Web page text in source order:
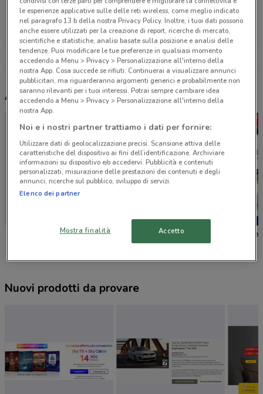
Via Dante, 27 Villacidro
24.1 km
Tutti i negozi Echo
Altri volantini nelle vicinanze
Bricofer
Nuovi prodotti da provare
le esperienze applicative sulle delle reti wireless, come meglio indicato
nel paragrafo 13.b della nostra Privacy Policy. Inoltre, i tuoi dati possono
anche essere utilizzati per la creazione di report, ricerche di mercato,
scientifiche e statistiche, analisi basate sulla posizione e analisi delle
tendenze. Puoi modificare le tue preferenze in qualsiasi momento
accedendo a Menu > Privacy > Personalizzazione all'interno della
nostra App. Cosa succede se rifiuti: Continuerai a visualizzare annunci
pubblicitari, ma riguarderanno argomenti generici e probabilmente non
saranno rilevanti per i tuoi interessi. Potrai sempre cambiare idea
accedendo a Menu > Privacy > Personalizzazione all'interno della
nostra App.
Noi e i nostri partner trattiamo i dati per fornire:
Utilizzare dati di geolocalizzazione precisi. Scansione attiva delle
caratteristiche del dispositivo ai fini dell’identificazione. Archiviare
informazioni su dispositivo e/o accedervi. Pubblicità e contenuti
personalizzati, misurazione delle prestazioni dei contenuti e degli
annunci, ricerche sul pubblico, sviluppo di servizi.
Elenco dei partner
Mostra finalità Accetto